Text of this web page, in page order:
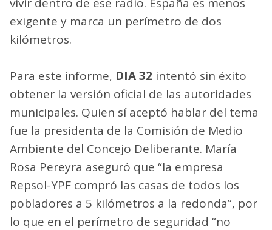
exigente y marca un perímetro de dos
kilómetros.
Para este informe, DIA 32 intentó sin éxito
obtener la versión oficial de las autoridades
municipales. Quien sí aceptó hablar del tema
fue la presidenta de la Comisión de Medio
Ambiente del Concejo Deliberante. María
Rosa Pereyra aseguró que “la empresa
Repsol-YPF compró las casas de todos los
pobladores a 5 kilómetros a la redonda”, por
lo que en el perímetro de seguridad “no